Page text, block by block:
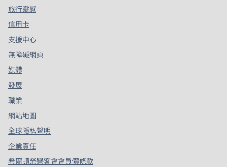
旅行靈感
信用卡
支援中心
無障礙網頁
媒體
發展
職業
網站地圖
全球隱私聲明
企業責任
希爾頓榮譽客會會員價條款